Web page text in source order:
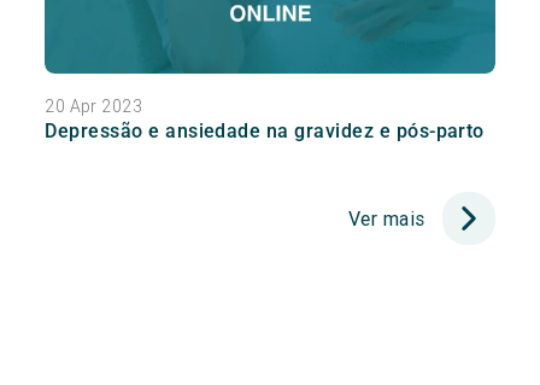
20 Apr 2023
Depressão e ansiedade na gravidez e pós-parto
Ver mais